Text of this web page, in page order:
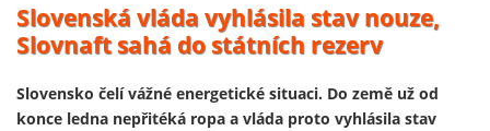
Volodymyr Zelenskyj se usmívá, účty
platí daňový poplatníci
Ukrajinský prezident Volodymyr Zelenskyj 13. února
představil první útočný dron vyrobený v Německu v rámci